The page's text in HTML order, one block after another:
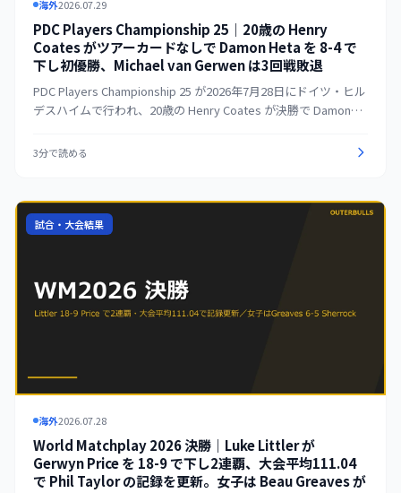
海外2026.07.29
PDC Players Championship 25｜20歳の Henry
Coates がツアーカードなしで Damon Heta を 8-4 で
下し初優勝、Michael van Gerwen は3回戦敗退
PDC Players Championship 25 が2026年7月28日にドイツ・ヒル
デスハイムで行われ、20歳の Henry Coates が決勝で Damon
Coates はツアーカードを持たないままの優勝で、これにより世
戦で Jeffrey de Graaf に 4-6 で敗れる波乱もあった。
3分で読める
試合・大会結果
海外2026.07.28
World Matchplay 2026 決勝｜Luke Littler が
Gerwyn Price を 18-9 で下し2連覇、大会平均111.04
で Phil Taylor の記録を更新。女子は Beau Greaves が